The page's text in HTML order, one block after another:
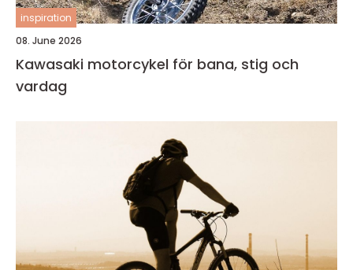
inspiration
08. June 2026
Kawasaki motorcykel för bana, stig och
vardag